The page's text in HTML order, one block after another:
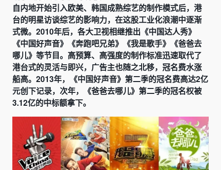
自内地开始引入欧美、韩国成熟综艺的制作模式后，港
台的明星访谈综艺的影响力，在这股工业化浪潮中逐渐
式微。2010年后，各大卫视相继推出《中国达人秀》
《中国好声音》《奔跑吧兄弟》《我是歌手》《爸爸去
哪儿》等节目。高预算、高强度的制作标准迅速取代了
港台式的灵活与即兴，广告主也随之北移，冠名费水涨
船高。2013年，《中国好声音》第二季的冠名费高达2亿
元创下记录，次年，《爸爸去哪儿》第二季的冠名权被
3.12亿的中标额拿下。